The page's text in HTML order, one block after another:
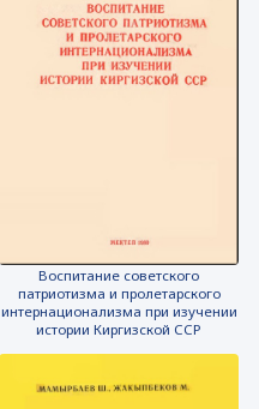
Воспитание советского
патриотизма и пролетарского
интернационализма при изучении
истории Киргизской ССР